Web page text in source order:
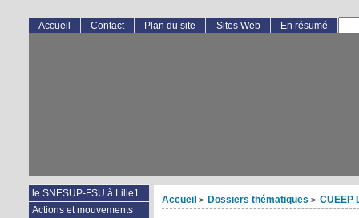
Accueil > Dossiers thématiques > CUEEP
Accueil Contact Plan du site Sites Web En résumé
le SNESUP-FSU à Lille1
Actions et mouvements